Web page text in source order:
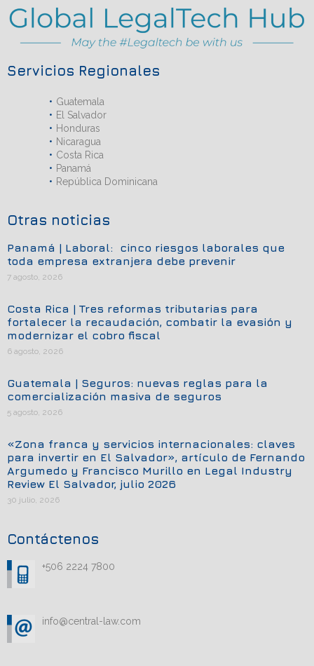
Servicios Regionales
Guatemala
El Salvador
Honduras
Nicaragua
Costa Rica
Panamá
República Dominicana
Otras noticias
Panamá | Laboral: cinco riesgos laborales que
toda empresa extranjera debe prevenir
7 agosto, 2026
Costa Rica | Tres reformas tributarias para
fortalecer la recaudación, combatir la evasión y
modernizar el cobro fiscal
6 agosto, 2026
Guatemala | Seguros: nuevas reglas para la
comercialización masiva de seguros
5 agosto, 2026
«Zona franca y servicios internacionales: claves
para invertir en El Salvador», artículo de Fernando
Argumedo y Francisco Murillo en Legal Industry
Review El Salvador, julio 2026
30 julio, 2026
Contáctenos
+506 2224 7800
info@central-law.com